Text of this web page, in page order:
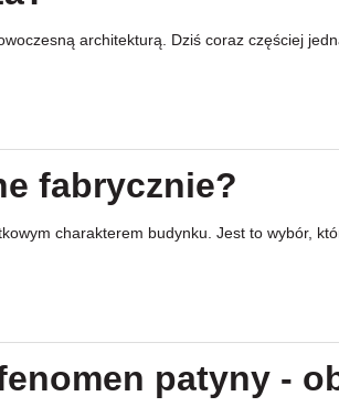
architekturą. Dziś coraz częściej
fabrycznie?
charakterem budynku. Jest to wybór,
patyny -